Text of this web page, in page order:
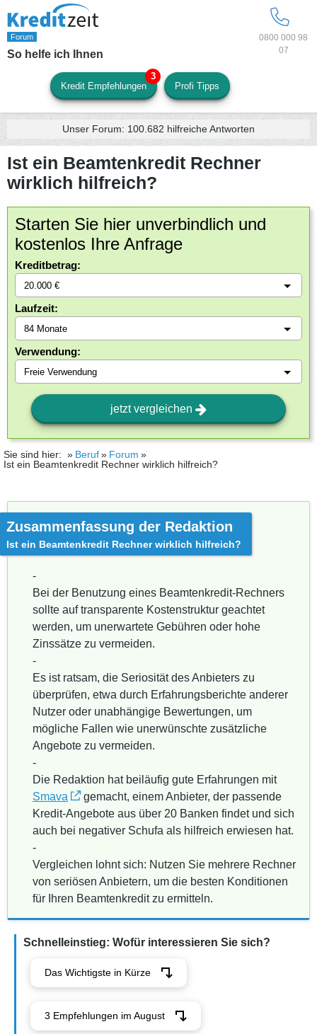
0800 000 98
07
So helfe ich Ihnen
Kredit Empfehlungen Profi Tipps
Unser Forum: 100.682 hilfreiche Antworten
Ist ein Beamtenkredit Rechner
wirklich hilfreich?
Starten Sie hier unverbindlich und
kostenlos Ihre Anfrage
Kreditbetrag:
Laufzeit:
Verwendung:
jetzt vergleichen
Sie sind hier: Beruf
Forum
Ist ein Beamtenkredit Rechner wirklich hilfreich?
Zusammenfassung der Redaktion
Ist ein Beamtenkredit Rechner wirklich hilfreich?
-
Bei der Benutzung eines Beamtenkredit-Rechners
sollte auf transparente Kostenstruktur geachtet
werden, um unerwartete Gebühren oder hohe
Zinssätze zu vermeiden.
-
Es ist ratsam, die Seriosität des Anbieters zu
überprüfen, etwa durch Erfahrungsberichte anderer
Nutzer oder unabhängige Bewertungen, um
mögliche Fallen wie unerwünschte zusätzliche
Angebote zu vermeiden.
-
Die Redaktion hat beiläufig gute Erfahrungen mit
Smava
gemacht, einem Anbieter, der passende
Kredit-Angebote aus über 20 Banken findet und sich
auch bei negativer Schufa als hilfreich erwiesen hat.
-
Vergleichen lohnt sich: Nutzen Sie mehrere Rechner
von seriösen Anbietern, um die besten Konditionen
für Ihren Beamtenkredit zu ermitteln.
Schnelleinstieg: Wofür interessieren Sie sich?
Das Wichtigste in Kürze
3 Empfehlungen im August